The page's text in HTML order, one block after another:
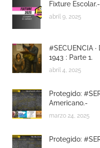
Fixture Escolar.-
abril 9, 2025
#SECUENCIA
1943 : Parte 1.
abril 4, 2025
Protegido:
Americano.-
marzo 24, 2025
Protegido: